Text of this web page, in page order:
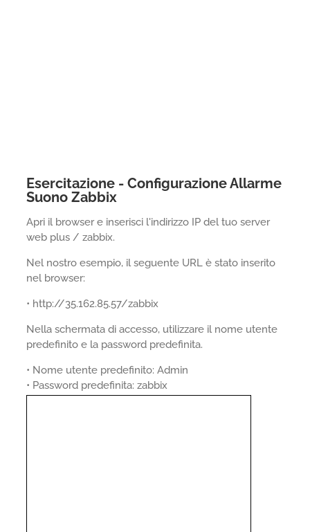
Esercitazione - Configurazione Allarme
Suono Zabbix
Apri il browser e inserisci l'indirizzo IP del tuo server
web plus / zabbix.
Nel nostro esempio, il seguente URL è stato inserito
nel browser:
• http://35.162.85.57/zabbix
Nella schermata di accesso, utilizzare il nome utente
predefinito e la password predefinita.
• Nome utente predefinito: Admin
• Password predefinita: zabbix